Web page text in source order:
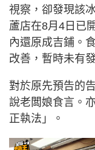
視察，卻發現該
蘆店在8月4日已
內還原成吉鋪。
改善，暫時未有
對於原先預告的
說老闆娘食言。
正執法」。